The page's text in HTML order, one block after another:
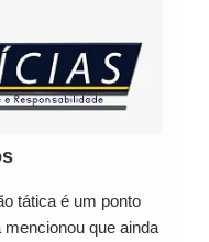
tática é um ponto
que ainda